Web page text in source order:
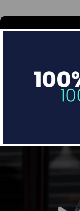
Financia
Divide en 3